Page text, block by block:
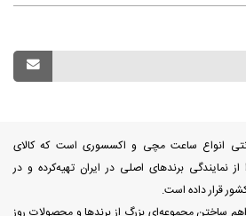
انواع ساعت مچی و اکسسوری است که کالای
نمایندگی برندهای اصلی در ایران تهیه‌کرده و در
قرار داده است.
ساختن مجموعه‌ای بزرگ از برندها و محصولات روز